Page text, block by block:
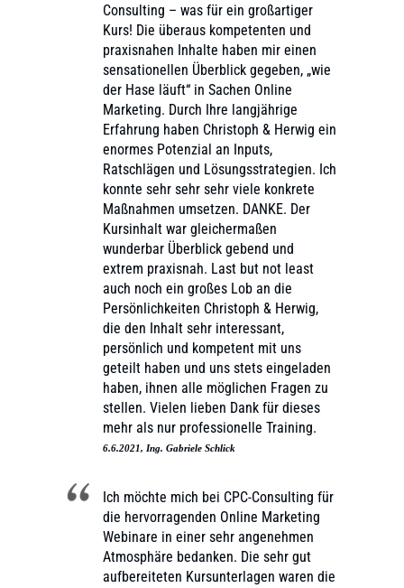
Consulting – was für ein großartiger
Kurs! Die überaus kompetenten und
praxisnahen Inhalte haben mir einen
sensationellen Überblick gegeben, „wie
der Hase läuft“ in Sachen Online
Marketing. Durch Ihre langjährige
Erfahrung haben Christoph & Herwig ein
enormes Potenzial an Inputs,
Ratschlägen und Lösungsstrategien. Ich
konnte sehr sehr sehr viele konkrete
Maßnahmen umsetzen. DANKE. Der
Kursinhalt war gleichermaßen
wunderbar Überblick gebend und
extrem praxisnah. Last but not least
auch noch ein großes Lob an die
Persönlichkeiten Christoph & Herwig,
die den Inhalt sehr interessant,
persönlich und kompetent mit uns
geteilt haben und uns stets eingeladen
haben, ihnen alle möglichen Fragen zu
stellen. Vielen lieben Dank für dieses
mehr als nur professionelle Training.
6.6.2021, Ing. Gabriele Schlick
Ich möchte mich bei CPC-Consulting für
die hervorragenden Online Marketing
Webinare in einer sehr angenehmen
Atmosphäre bedanken. Die sehr gut
aufbereiteten Kursunterlagen waren die